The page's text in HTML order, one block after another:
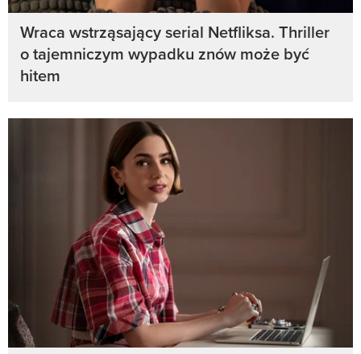
Wraca wstrząsający serial Netfliksa. Thriller
o tajemniczym wypadku znów może być
hitem